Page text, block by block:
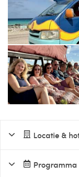
Locatie &
Programma